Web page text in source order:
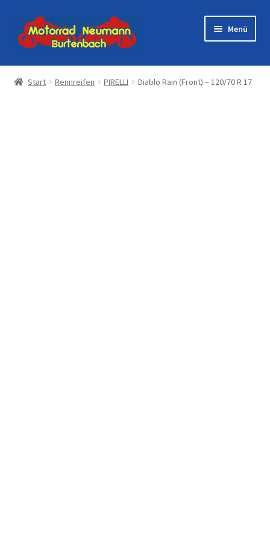
Zur
Navigation
springen
Zum
Inhalt
springen
Menü
Startseite
Start Rennreifen PIRELLI Diablo Rain (Front) – 120/70 R 17